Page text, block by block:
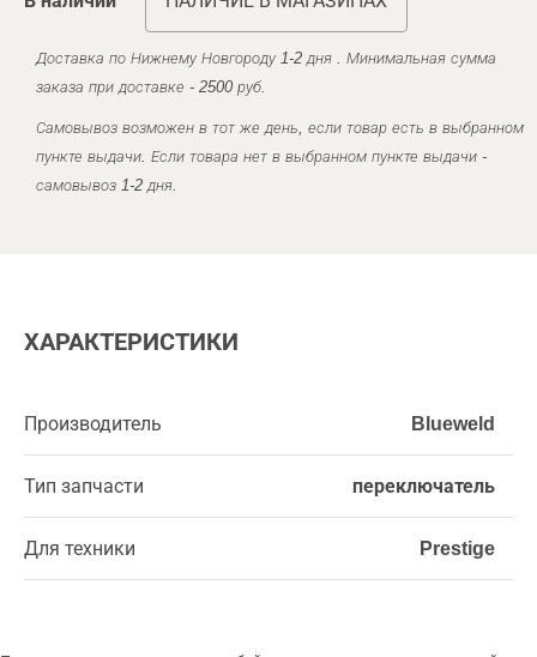
Доставка по Нижнему Новгороду 1-2 дня . Минимальная сумма
заказа при доставке - 2500 руб.
Самовывоз возможен в тот же день, если товар есть в выбранном
пункте выдачи. Если товара нет в выбранном пункте выдачи -
самовывоз 1-2 дня.
ХАРАКТЕРИСТИКИ
Производитель Blueweld
Тип запчасти переключатель
Для техники Prestige